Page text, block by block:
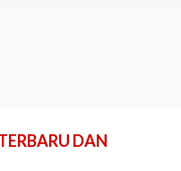
DAN